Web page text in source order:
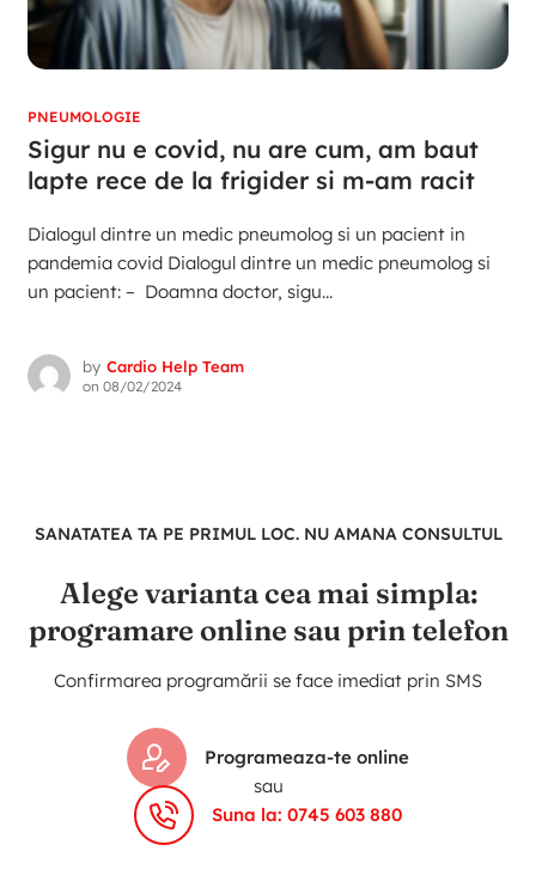
PNEUMOLOGIE
Sigur nu e covid, nu are cum, am baut
lapte rece de la frigider si m-am racit
Dialogul dintre un medic pneumolog si un pacient in
pandemia covid Dialogul dintre un medic pneumolog si
un pacient: – Doamna doctor, sigu...
by Cardio Help Team
on 08/02/2024
SANATATEA TA PE PRIMUL LOC. NU AMANA CONSULTUL
Alege varianta cea mai simpla:
programare online sau prin telefon
Confirmarea programării se face imediat prin SMS
Programeaza-te online
sau
Suna la: 0745 603 880